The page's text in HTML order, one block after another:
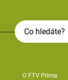
O FTV Prima